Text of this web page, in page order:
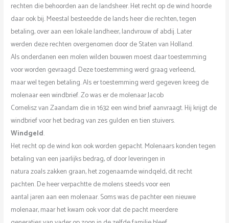
rechten die behoorden aan de landsheer. Het recht op de wind hoorde
daar ook bij. Meestal besteedde de lands heer die rechten, tegen
betaling, over aan een lokale landheer, landvrouw of abdij. Later
werden deze rechten overgenomen door de Staten van Holland.
AIs onderdanen een molen wilden bouwen moest daar toestemming
voor worden gevraagd. Deze toestemming werd graag verleend,
maar wel tegen betaling. Als er toestemming werd gegeven kreeg de
molenaar een windbrief. Zo was er de molenaar Jacob
Cornelisz van Zaandam die in 1632 een wind brief aanvraagt. Hij krijgt de
windbrief voor het bedrag van zes gulden en tien stuivers.
Windgeld.
Het recht op de wind kon ook worden gepacht. Molenaars konden tegen
betaling van een jaarlijks bedrag, of door leveringen in
natura zoals zakken graan, het zogenaamde windqeld, dit recht
pachten. De heer verpachtte de molens steeds voor een
aantal jaren aan een molenaar. Soms was de pachter een nieuwe
molenaar, maar het kwam ook voor dat de pacht meerdere